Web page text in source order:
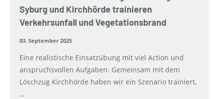
Syburg und Kirchhörde trainieren
Verkehrsunfall und Vegetationsbrand
03. September 2025
Eine realistische Einsatzübung mit viel Action und
anspruchsvollen Aufgaben: Gemeinsam mit dem
Löschzug Kirchhörde haben wir ein Szenario trainiert,
…